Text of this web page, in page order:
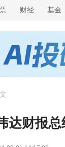
财经 基金
达财报